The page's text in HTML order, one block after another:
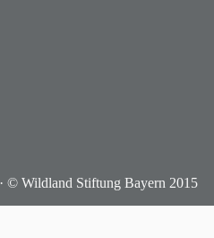
· © Wildland Stiftung Bayern 2015